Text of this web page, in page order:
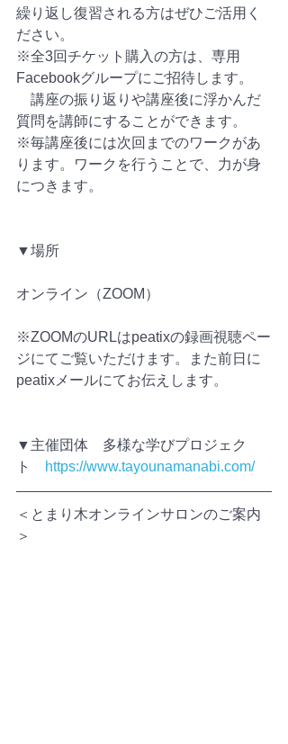
繰り返し復習される方はぜひご活用く
ださい。
※全3回チケット購入の方は、専用
Facebookグループにご招待します。
講座の振り返りや講座後に浮かんだ
質問を講師にすることができます。
※毎講座後には次回までのワークがあ
ります。ワークを行うことで、力が身
につきます。
▼場所
オンライン（ZOOM）
※ZOOMのURLはpeatixの録画視聴ペー
ジにてご覧いただけます。また前日に
peatixメールにてお伝えします。
▼主催団体　多様な学びプロジェク
ト
https://www.tayounamanabi.com/
＜とまり木オンラインサロンのご案内
＞